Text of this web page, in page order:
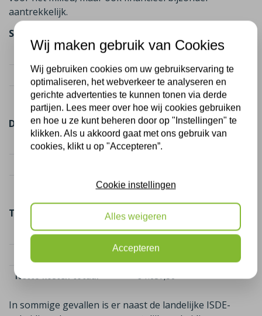
aantrekkelijk.
Spouwmuurisolatie (75 m²)
Kostenindicatie
€ 1.800
Subsidie (2 maatregelen)
€ 787,50
Netto kosten
€ 1.012,50
Dakisolatie (50 m²)
Kostenindicatie
€ 2.250
€ 625,00
Totaal
Totaal kosten
€ 4.050
€ 2.412,50
Netto kosten totaal
€ 1.637,50
In sommige gevallen is er naast de landelijke ISDE-
Wij maken gebruik van Cookies
Wij gebruiken cookies om uw gebruikservaring te
optimaliseren, het webverkeer te analyseren en
gerichte advertenties te kunnen tonen via derde
partijen. Lees meer over hoe wij cookies gebruiken
en hoe u ze kunt beheren door op "Instellingen" te
klikken. Als u akkoord gaat met ons gebruik van
cookies, klikt u op "Accepteren”.
Cookie instellingen
Alles weigeren
Accepteren